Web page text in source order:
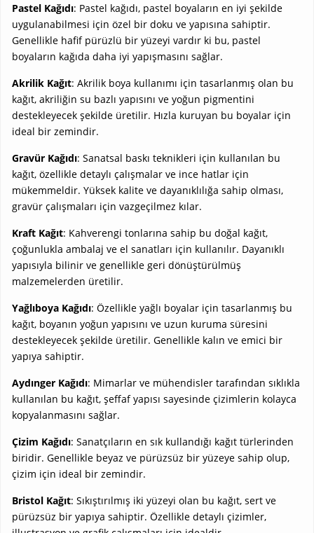
Pastel Kağıdı: Pastel kağıdı, pastel boyaların en iyi şekilde
uygulanabilmesi için özel bir doku ve yapısına sahiptir.
Genellikle hafif pürüzlü bir yüzeyi vardır ki bu, pastel
boyaların kağıda daha iyi yapışmasını sağlar.
Akrilik Kağıt: Akrilik boya kullanımı için tasarlanmış olan bu
kağıt, akriliğin su bazlı yapısını ve yoğun pigmentini
destekleyecek şekilde üretilir. Hızla kuruyan bu boyalar için
ideal bir zemindir.
Gravür Kağıdı: Sanatsal baskı teknikleri için kullanılan bu
kağıt, özellikle detaylı çalışmalar ve ince hatlar için
mükemmeldir. Yüksek kalite ve dayanıklılığa sahip olması,
gravür çalışmaları için vazgeçilmez kılar.
Kraft Kağıt: Kahverengi tonlarına sahip bu doğal kağıt,
çoğunlukla ambalaj ve el sanatları için kullanılır. Dayanıklı
yapısıyla bilinir ve genellikle geri dönüştürülmüş
malzemelerden üretilir.
Yağlıboya Kağıdı: Özellikle yağlı boyalar için tasarlanmış bu
kağıt, boyanın yoğun yapısını ve uzun kuruma süresini
destekleyecek şekilde üretilir. Genellikle kalın ve emici bir
yapıya sahiptir.
Aydınger Kağıdı: Mimarlar ve mühendisler tarafından sıklıkla
kullanılan bu kağıt, şeffaf yapısı sayesinde çizimlerin kolayca
kopyalanmasını sağlar.
Çizim Kağıdı: Sanatçıların en sık kullandığı kağıt türlerinden
biridir. Genellikle beyaz ve pürüzsüz bir yüzeye sahip olup,
çizim için ideal bir zemindir.
Bristol Kağıt: Sıkıştırılmış iki yüzeyi olan bu kağıt, sert ve
pürüzsüz bir yapıya sahiptir. Özellikle detaylı çizimler,